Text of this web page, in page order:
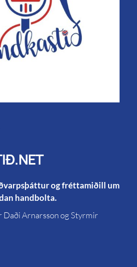
og fréttamiðill um
handbolta.
Arnarsson og Styrmir